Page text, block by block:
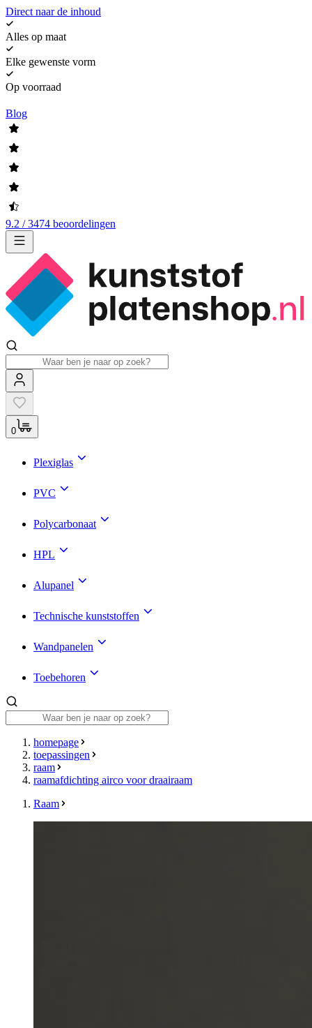
Direct naar de inhoud
Alles op maat
Elke gewenste vorm
Op voorraad
Blog
9.2 / 3474 beoordelingen
0
Plexiglas
PVC
Polycarbonaat
HPL
Alupanel
Technische kunststoffen
Wandpanelen
Toebehoren
homepage
toepassingen
raam
raamafdichting airco voor draairaam
Raam